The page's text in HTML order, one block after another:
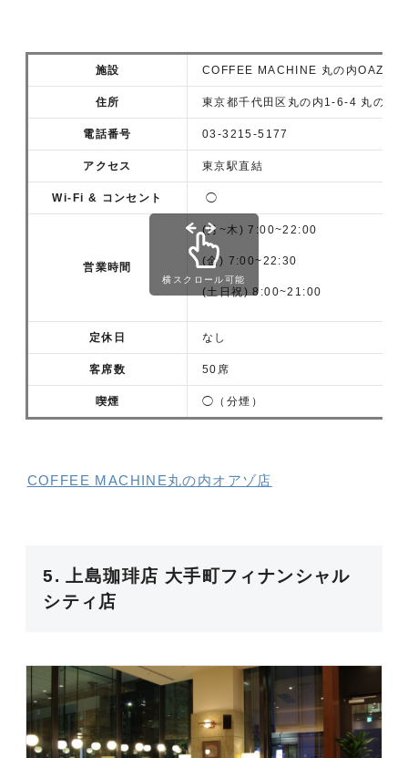
施設 COFFEE MACHINE 丸の内OAZO店
住所 東京都千代田区丸の内1-6-4 丸の内
電話番号 03-3215-5177
アクセス 東京駅直結
Wi-Fi & コンセント ◯
営業時間
(月~木) 7:00~22:00
(金) 7:00~22:30
(土日祝) 8:00~21:00
定休日 なし
客席数 50席
喫煙 ◯（分煙）
横スクロール可能
COFFEE MACHINE丸の内オアゾ店
5. 上島珈琲店 大手町フィナンシャル
シティ店